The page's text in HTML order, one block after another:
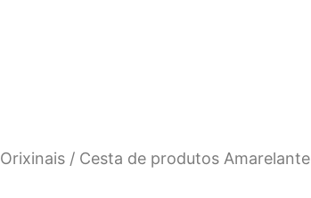
Orixinais / Cesta de produtos Amarelante